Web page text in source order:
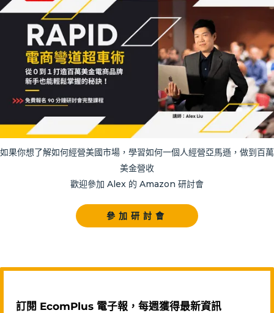
如果你想了解如何經營美國市場，學習如何一個人經營亞馬遜，做到百萬
美金營收
歡迎參加 Alex 的 Amazon 研討會
參加研討會
訂閱 EcomPlus 電子報，每週獲得最新資訊